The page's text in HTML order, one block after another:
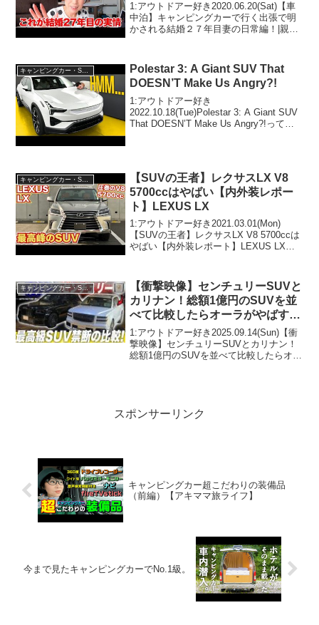
1:アウトドアー好き2020.06.20(Sat)【車
中泊】キャンピングカーで行く出張で明
かされる結婚２７年目妻の日常編！|親父
2020.06.20(Sat)この動画は注目で...
キャンピングカー・SUV人気車種
Polestar 3: A Giant SUV That
DOESN’T Make Us Angry?!
1:アウトドアー好き
2022.10.18(Tue)Polestar 3: A Giant SUV
That DOESN’T Make Us Angry?!って人
【SUVの王者】レクサスLX V8
5700ccはやばい【内外装レポー
ト】LEXUS LX
1:アウトドアー好き2021.03.01(Mon)
【SUVの王者】レクサスLX V8 5700ccは
やばい【内外装レポート】LEXUS LXっ
2021.03.01(Mon)この動画は...
キャンピングカー・SUV人気車種
【衝撃映像】センチュリーSUVと
カリナン！総額1億円のSUVを並
べて比較したらオーラがやばすぎ
た…
1:アウトドアー好き2025.09.14(Sun)【衝
撃映像】センチュリーSUVとカリナン！
総額1億円のSUVを並べて比較したらオー
スポンサーリンク
キャンピングカー超こだわりの装備品
（前編）【アキママ旅ライフ】
今まで見たキャンピングカーでNo.1級。